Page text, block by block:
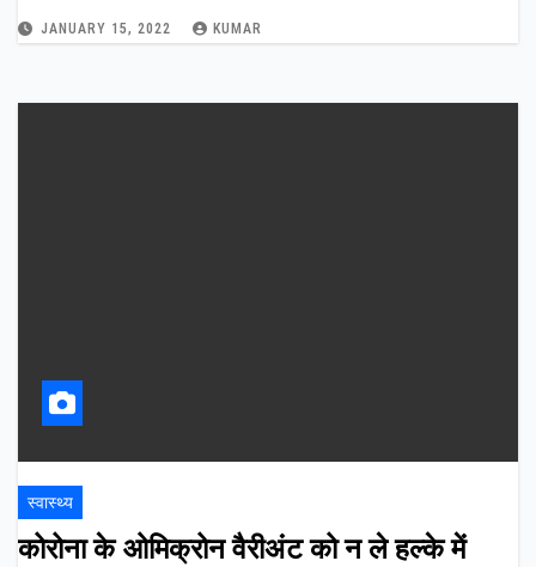
JANUARY 15, 2022 KUMAR
स्वास्थ्य
कोरोना के ओमिक्रोन वैरीअंट को न ले हल्के में